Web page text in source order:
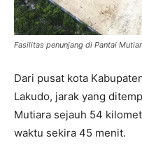
Fasilitas penunjang di Pantai
Dari pusat kota
Lakudo, jarak yang
Mutiara sejauh 54
waktu sekira 45 menit.